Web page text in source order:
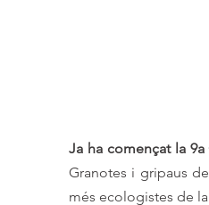
Ja ha començat la
Granotes i gripaus
més ecologistes de